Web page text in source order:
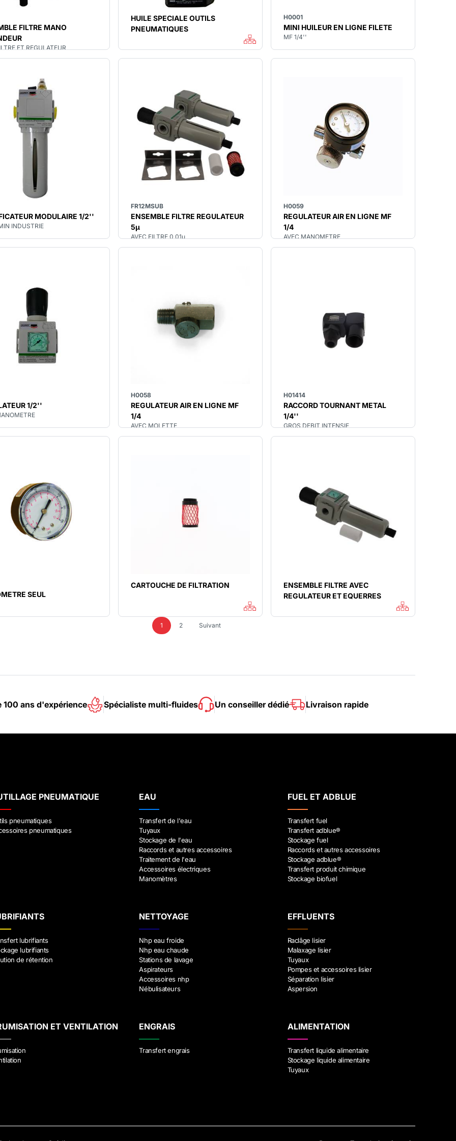
FILTRE MANO
ET REGULATEUR
HUILE SPECIALE OUTILS
PNEUMATIQUES
H0001
MINI HUILEUR EN LIGNE FILETE
MF 1/4''
MODULAIRE 1/2''
INDUSTRIE
FR12MSUB
ENSEMBLE FILTRE REGULATEUR
5µ
AVEC FILTRE 0,01µ
H0059
REGULATEUR AIR EN LIGNE MF
1/4
AVEC MANOMETRE
1/2''
H0058
REGULATEUR AIR EN LIGNE MF
1/4
AVEC MOLETTE
H01414
RACCORD TOURNANT METAL
1/4''
GROS DEBIT INTENSIF
SEUL
CARTOUCHE DE FILTRATION
ENSEMBLE FILTRE AVEC
REGULATEUR ET EQUERRES
1 2 Suivant
100 ans d'expérience Spécialiste multi-fluides Un conseiller dédié Livraison rapide
PNEUMATIQUE
pneumatiques
pneumatiques
EAU
Transfert de l'eau
Tuyaux
Stockage de l'eau
Raccords et autres accessoires
Traitement de l'eau
Accessoires électriques
Manomètres
FUEL ET ADBLUE
Transfert fuel
Transfert adblue®
Stockage fuel
Raccords et autres accessoires
Stockage adblue®
Transfert produit chimique
Stockage biofuel
lubrifiants
lubrifiants
de rétention
NETTOYAGE
Nhp eau froide
Nhp eau chaude
Stations de lavage
Aspirateurs
Accessoires nhp
Nébulisateurs
EFFLUENTS
Raclâge lisier
Malaxage lisier
Tuyaux
Pompes et accessoires lisier
Séparation lisier
Aspersion
ET VENTILATION ENGRAIS
Transfert engrais
ALIMENTATION
Transfert liquide alimentaire
Stockage liquide alimentaire
Tuyaux